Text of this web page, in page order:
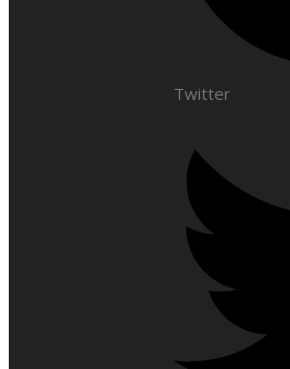
Twitter